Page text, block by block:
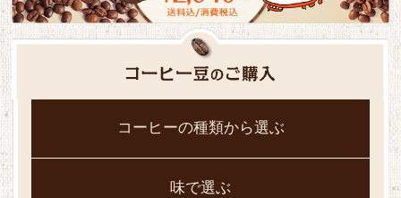
コーヒーの種類から選ぶ
味で選ぶ